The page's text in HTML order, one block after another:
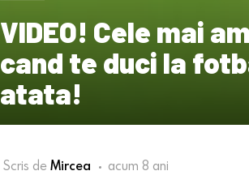
VIDEO! Cele mai
cand te duci la
atata!
Scris de Mircea acum 8 ani